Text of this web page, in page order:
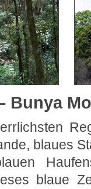
Bunya
blaues
blaue